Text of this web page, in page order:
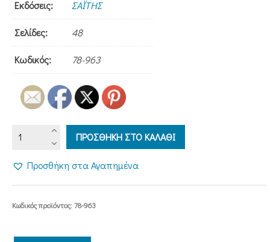
Εκδόσεις: ΣΑΪΤΗΣ
Σελίδες: 48
Κωδικός: 78-963
ΚΑΡΣΛΙΔΗΣ
ΠΡΟΣΘΗΚΗ ΣΤΟ ΚΑΛΑΘΙ
Προσθήκη στα Αγαπημένα
Κωδικός προϊόντος:78-963